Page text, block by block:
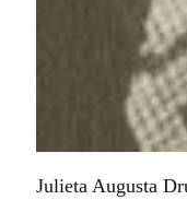
Julieta Augusta